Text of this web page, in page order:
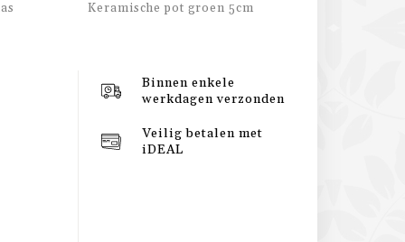
Keramische pot groen 5cm
Binnen enkele
werkdagen verzonden
Veilig betalen met
iDEAL